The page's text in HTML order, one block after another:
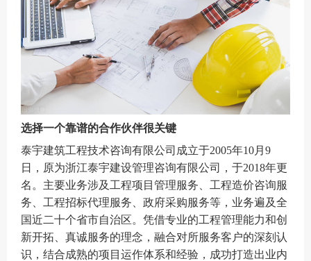
选择一个靠谱的合作伙伴很关键
泰宇建筑工程技术咨询有限公司成立于2005年10月 9
日，原为浙江泰宇建设管理咨询有限公司，于2018年更
名。主要业务涉及工程项目管理服务、工程造价咨询服
务、工程招标代理服务、政府采购服务等，业务遍及全
国近二十个省市自治区。凭借专业的工程管理能力和创
新开拓、真诚服务的理念，融合对所服务客户的深刻认
识，结合成熟的项目运作体系和经验，成功打造出业内